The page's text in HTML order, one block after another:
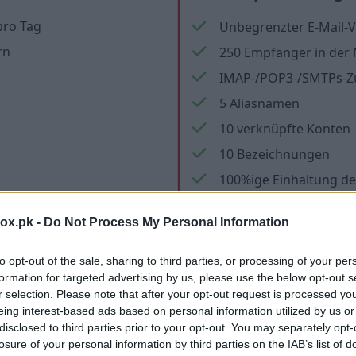
- Do Not Process My Personal Information
opt-out of the sale, sharing to third parties, or processing of your
for targeted advertising by us, please use the below opt-out
selection. Please note that after your opt-out request is processed
interest-based ads based on personal information utilized by us
to third parties prior to your opt-out. You may separately
of your personal information by third parties on the IAB’s list of
Tag
Unbegrenzter E-Mail-
250 Empfänger in der
IMAP-/POP3-/SMTPs-
5 Aliasnamen
10 verknüpfte Konten
10 Bezeichnungen
100%ige Einhaltung
Gelöschte E-Mails
SMTP ohne IMAP
Keine Werbung in E-
Keine Werbebriefe
Speicherung von